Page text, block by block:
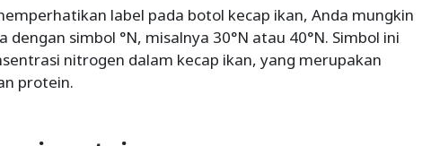
label pada botol kecap ikan, Anda mungkin
dengan simbol °N, misalnya 30°N atau 40°N. Simbol ini
nitrogen dalam kecap ikan, yang merupakan
protein.